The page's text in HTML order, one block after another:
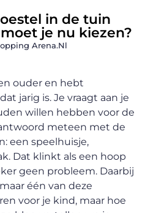
in de tuin
je nu kiezen?
Arena.nl
ouder en hebt
jarig is. Je vraagt aan je
willen hebben voor de
meteen met de
een speelhuisje,
Dat klinkt als een hoop
geen probleem. Daarbij
één van deze
voor je kind, maar hoe